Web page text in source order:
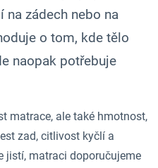
na zádech nebo na
o tom, kde tělo
naopak potřebuje
matrace, ale také hmotnost,
zad, citlivost kyčlí a
jistí, matraci doporučujeme